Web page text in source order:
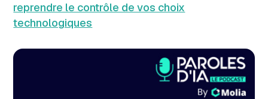
reprendre le contrôle de vos choix
technologiques